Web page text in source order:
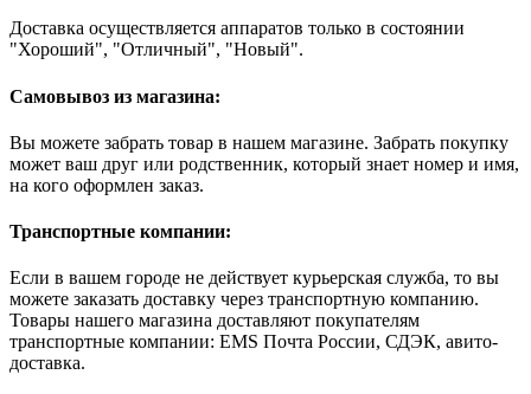
Доставка осуществляется аппаратов только в состоянии
"Хороший", "Отличный", "Новый".
Самовывоз из магазина:
Вы можете забрать товар в нашем магазине. Забрать покупку
может ваш друг или родственник, который знает номер и имя,
на кого оформлен заказ.
Транспортные компании:
Если в вашем городе не действует курьерская служба, то вы
можете заказать доставку через транспортную компанию.
Товары нашего магазина доставляют покупателям
транспортные компании: EMS Почта России, СДЭК, авито-
доставка.